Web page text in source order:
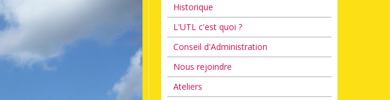
Historique
L'UTL c'est quoi ?
Conseil d'Administration
Nous rejoindre
Ateliers